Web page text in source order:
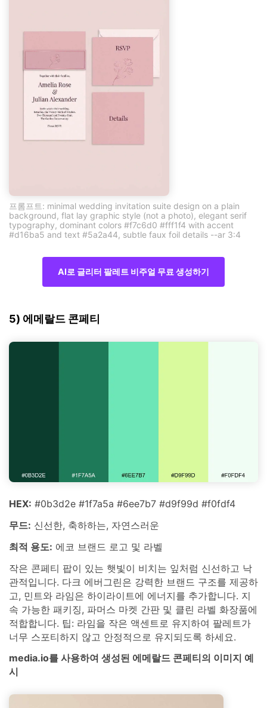
프롬프트: minimal wedding invitation suite design on a plain
background, flat lay graphic style (not a photo), elegant serif
typography, dominant colors #f7c6d0 #fff1f4 with accent
#d16ba5 and text #5a2a44, subtle faux foil details --ar 3:4
AI로 글리터 팔레트 비주얼 무료 생성하기
5) 에메랄드 콘페티
HEX: #0b3d2e #1f7a5a #6ee7b7 #d9f99d #f0fdf4
무드: 신선한, 축하하는, 자연스러운
최적 용도: 에코 브랜드 로고 및 라벨
작은 콘페티 팝이 있는 햇빛이 비치는 잎처럼 신선하고 낙
관적입니다. 다크 에버그린은 강력한 브랜드 구조를 제공하
고, 민트와 라임은 하이라이트에 에너지를 추가합니다. 지
속 가능한 패키징, 파머스 마켓 간판 및 클린 라벨 화장품에
적합합니다. 팁: 라임을 작은 액센트로 유지하여 팔레트가
너무 스포티하지 않고 안정적으로 유지되도록 하세요.
media.io를 사용하여 생성된 에메랄드 콘페티의 이미지 예
시